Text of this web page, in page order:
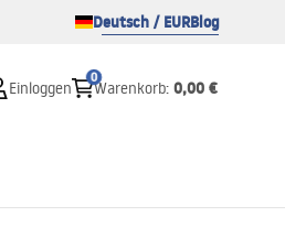
Deutsch / EURBlog
Einloggen
0
Warenkorb: 0,00 €